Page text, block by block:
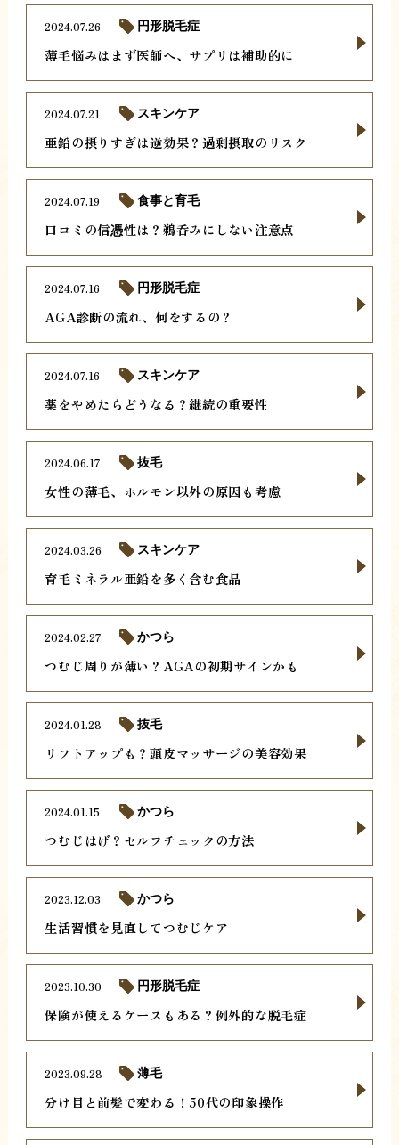
薄毛悩みはまず医師へ、サプリは補助的に
2024.07.26 円形脱毛症
亜鉛の摂りすぎは逆効果？過剰摂取のリスク
2024.07.21 スキンケア
口コミの信憑性は？鵜呑みにしない注意点
2024.07.19 食事と育毛
AGA診断の流れ、何をするの？
2024.07.16 円形脱毛症
薬をやめたらどうなる？継続の重要性
2024.07.16 スキンケア
女性の薄毛、ホルモン以外の原因も考慮
2024.06.17 抜毛
育毛ミネラル亜鉛を多く含む食品
2024.03.26 スキンケア
つむじ周りが薄い？AGAの初期サインかも
2024.02.27 かつら
リフトアップも？頭皮マッサージの美容効果
2024.01.28 抜毛
つむじはげ？セルフチェックの方法
2024.01.15 かつら
生活習慣を見直してつむじケア
2023.12.03 かつら
保険が使えるケースもある？例外的な脱毛症
2023.10.30 円形脱毛症
分け目と前髪で変わる！50代の印象操作
2023.09.28 薄毛